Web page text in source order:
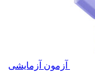
آزمون آزمایشی